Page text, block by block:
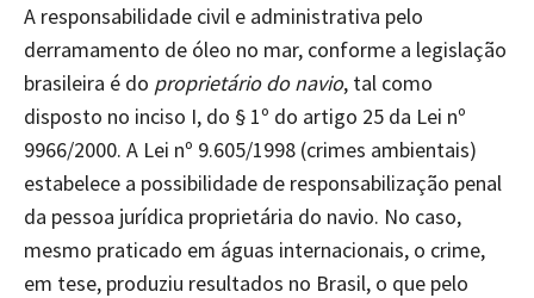
A responsabilidade civil e administrativa pelo
derramamento de óleo no mar, conforme a legislação
brasileira é do proprietário do navio, tal como
disposto no inciso I, do § 1º do artigo 25 da Lei nº
9966/2000. A Lei nº 9.605/1998 (crimes ambientais)
estabelece a possibilidade de responsabilização penal
da pessoa jurídica proprietária do navio. No caso,
mesmo praticado em águas internacionais, o crime,
em tese, produziu resultados no Brasil, o que pelo